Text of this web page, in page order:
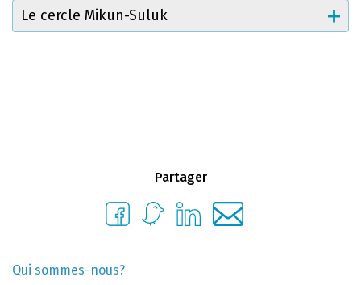
Le cercle Mikun-Suluk
Partager
Qui sommes-nous?